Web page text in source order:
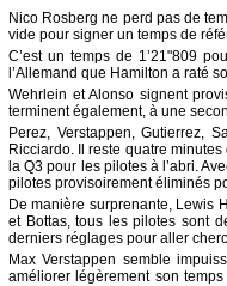
Nico Rosberg ne perd pas de
vide pour signer un temps de
C’est un temps de 1’21"809
l’Allemand que Hamilton a raté
Wehrlein et Alonso signent
terminent également, à une
Perez, Verstappen, Gutierrez,
Ricciardo. Il reste quatre
la Q3 pour les pilotes à l’abri.
pilotes provisoirement éliminés
De manière surprenante, Lewis
et Bottas, tous les pilotes sont
derniers réglages pour aller
Max Verstappen semble
améliorer légèrement son